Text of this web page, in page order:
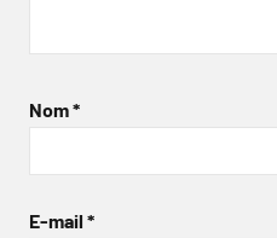
Nom*
E-mail *